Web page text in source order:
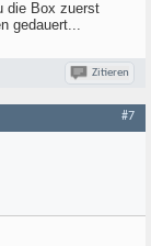
die Box zuerst
gedauert...
Zitieren
#7